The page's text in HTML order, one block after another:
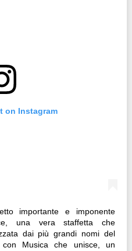
on Instagram
importante e imponente
una vera staffetta che
dai più grandi nomi del
con Musica che unisce, un